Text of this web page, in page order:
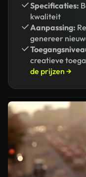
Specificaties:
kwaliteit
Aanpassing:
genereer
creatieve
de prijzen →